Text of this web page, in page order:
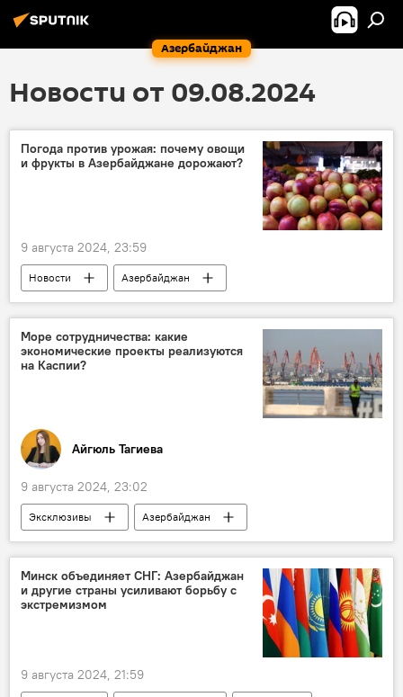
Азербайджан
Новости от 09.08.2024
Погода против урожая: почему овощи
и фрукты в Азербайджане дорожают?
9 августа 2024, 23:59
Новости
Азербайджан
Сельское хозяйство
мнение
Цены
Лето
непогода
Море сотрудничества: какие
экономические проекты реализуются
на Каспии?
Айгюль Тагиева
9 августа 2024, 23:02
Эксклюзивы
Азербайджан
Каспийское море
Россия
Казахстан
Астрахань
Экономика
Экология
Тегеранская конвенция по защите морской среды Каспия
Безопасность
Коридор "Север-Юг"
Минск объединяет СНГ: Азербайджан
и другие страны усиливают борьбу с
экстремизмом
9 августа 2024, 21:59